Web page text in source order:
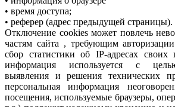
• время доступа;
• реферер (адрес предыдущей страницы).
Отключение cookies может повлечь
частям сайта , требующим
сбор статистики об IP-адресах своих
информация используется с
выявления и решения технических
персональная информация
посещения, используемые браузеры,